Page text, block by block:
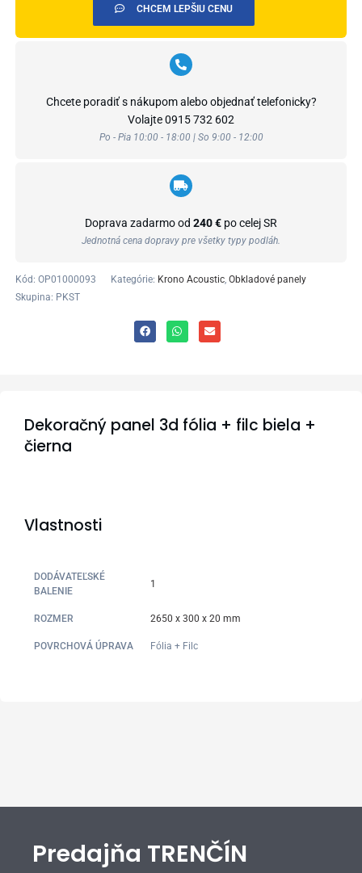
CHCEM LEPŠIU CENU
Chcete poradiť s nákupom alebo objednať telefonicky?
Volajte0915 732 602
Po - Pia 10:00 - 18:00 | So 9:00 - 12:00
Doprava zadarmo od 240 € po celej SR
Jednotná cena dopravy pre všetky typy podláh.
Kód: OP01000093 Kategórie: Krono Acoustic, Obkladové panely
Skupina: PKST
Dekoračný panel 3d fólia + filc biela +
čierna
Vlastnosti
DODÁVATEĽSKÉ
BALENIE
1
ROZMER 2650 x 300 x 20 mm
POVRCHOVÁ ÚPRAVA Fólia + Filc
Predajňa TRENČÍN